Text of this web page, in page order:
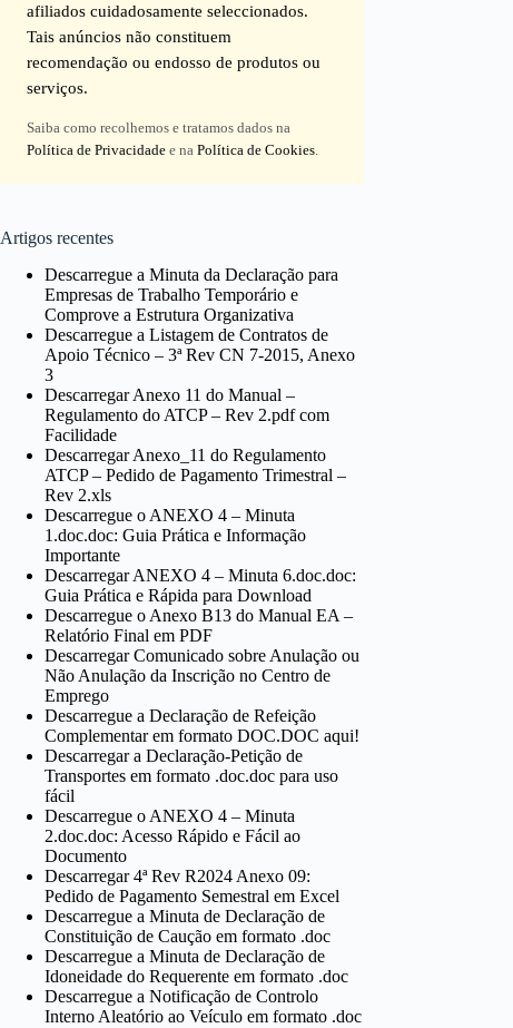
afiliados cuidadosamente seleccionados.
Tais anúncios não constituem
recomendação ou endosso de produtos ou
serviços.
Saiba como recolhemos e tratamos dados na
Política de Privacidade e naPolítica de Cookies.
Artigos recentes
Descarregue a Minuta da Declaração para
Empresas de Trabalho Temporário e
Comprove a Estrutura Organizativa
Descarregue a Listagem de Contratos de
Apoio Técnico – 3ª Rev CN 7-2015, Anexo
3
Descarregar Anexo 11 do Manual –
Regulamento do ATCP – Rev 2.pdf com
Facilidade
Descarregar Anexo_11 do Regulamento
ATCP – Pedido de Pagamento Trimestral –
Rev 2.xls
Descarregue o ANEXO 4 – Minuta
1.doc.doc: Guia Prática e Informação
Importante
Descarregar ANEXO 4 – Minuta 6.doc.doc:
Guia Prática e Rápida para Download
Descarregue o Anexo B13 do Manual EA –
Relatório Final em PDF
Descarregar Comunicado sobre Anulação ou
Não Anulação da Inscrição no Centro de
Emprego
Descarregue a Declaração de Refeição
Complementar em formato DOC.DOC aqui!
Descarregar a Declaração-Petição de
Transportes em formato .doc.doc para uso
fácil
Descarregue o ANEXO 4 – Minuta
2.doc.doc: Acesso Rápido e Fácil ao
Documento
Descarregar 4ª Rev R2024 Anexo 09:
Pedido de Pagamento Semestral em Excel
Descarregue a Minuta de Declaração de
Constituição de Caução em formato .doc
Descarregue a Minuta de Declaração de
Idoneidade do Requerente em formato .doc
Descarregue a Notificação de Controlo
Interno Aleatório ao Veículo em formato .doc